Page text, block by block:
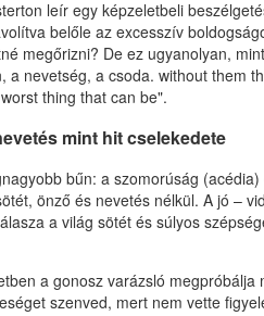
leír egy képzeletbeli
belőle az excesszív
megőrizni? De ez ugyanolyan,
a nevetség, a csoda. without them
thing that can be".
mint hit cselekedete
bűn: a szomorúság
önző és nevetés nélkül. A jó –
a világ sötét és súlyos
a gonosz varázsló
szenved, mert nem vette